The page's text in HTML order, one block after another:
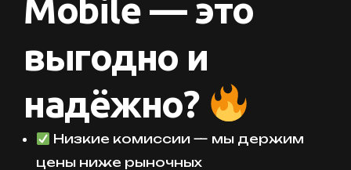
Mobile — это
выгодно и
надёжно?
Низкие комиссии — мы держим
цены ниже рыночных